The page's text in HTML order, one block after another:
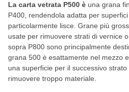
La carta vetrata P500 è una grana
P400, rendendola adatta per
particolarmente lisce. Grane più
usate per rimuovere strati di vernice
sopra P800 sono principalmente
grana 500 è esattamente nel mezzo
una superficie per il successivo
rimuovere troppo materiale.